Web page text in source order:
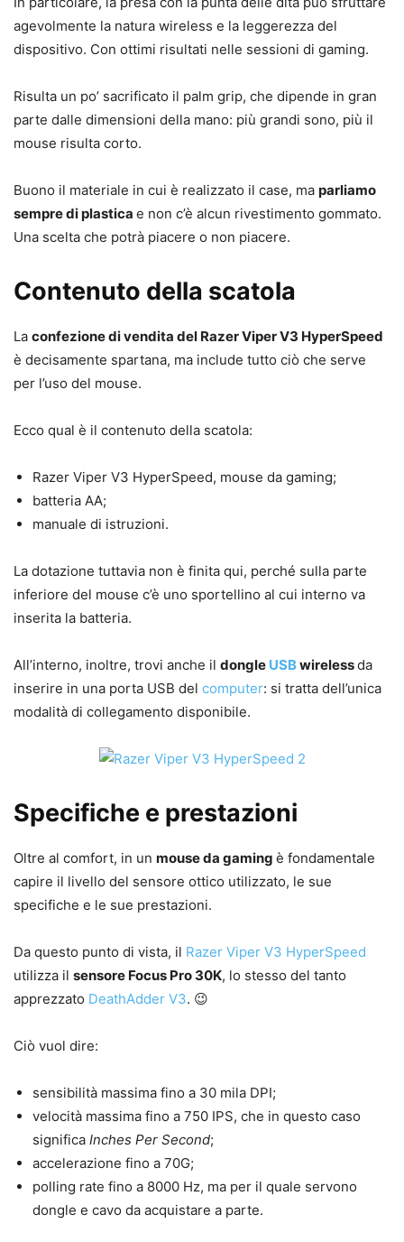
agevolmente la natura wireless e la leggerezza del
dispositivo. Con ottimi risultati nelle sessioni di gaming.
Risulta un po’ sacrificato il palm grip, che dipende in gran
parte dalle dimensioni della mano: più grandi sono, più il
mouse risulta corto.
Buono il materiale in cui è realizzato il case, ma parliamo
sempre di plastica e non c’è alcun rivestimento gommato.
Una scelta che potrà piacere o non piacere.
Contenuto della scatola
La confezione di vendita del Razer Viper V3 HyperSpeed
è decisamente spartana, ma include tutto ciò che serve
per l’uso del mouse.
Ecco qual è il contenuto della scatola:
Razer Viper V3 HyperSpeed, mouse da gaming;
batteria AA;
manuale di istruzioni.
La dotazione tuttavia non è finita qui, perché sulla parte
inferiore del mouse c’è uno sportellino al cui interno va
inserita la batteria.
All’interno, inoltre, trovi anche il dongle USBwirelessda
inserire in una porta USB del computer: si tratta dell’unica
modalità di collegamento disponibile.
Specifiche e prestazioni
Oltre al comfort, in un mouse da gaming è fondamentale
capire il livello del sensore ottico utilizzato, le sue
specifiche e le sue prestazioni.
Da questo punto di vista, il Razer Viper V3 HyperSpeed
utilizza il sensore Focus Pro 30K, lo stesso del tanto
apprezzato DeathAdder V3. 😉
Ciò vuol dire:
sensibilità massima fino a 30 mila DPI;
velocità massima fino a 750 IPS, che in questo caso
significa Inches Per Second;
accelerazione fino a 70G;
polling rate fino a 8000 Hz, ma per il quale servono
dongle e cavo da acquistare a parte.